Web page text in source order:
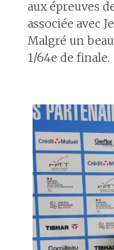
aux épreuves
associée avec
Malgré un
1/64e de finale.